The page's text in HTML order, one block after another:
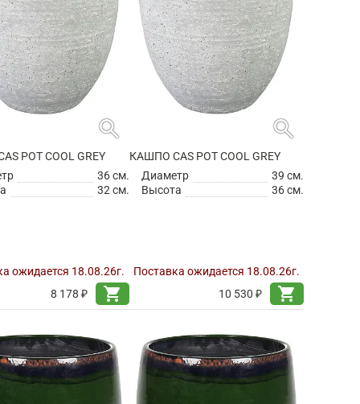
search
POT COOL GREY
36 см.
32 см.
ожидается 18.08.26г.
8 178 ₽
shopping_cart
search
КАШПО CAS POT COOL GREY
Диаметр
39 см.
Высота
36 см.
Поставка ожидается 18.08.26г.
10 530 ₽
shopping_cart